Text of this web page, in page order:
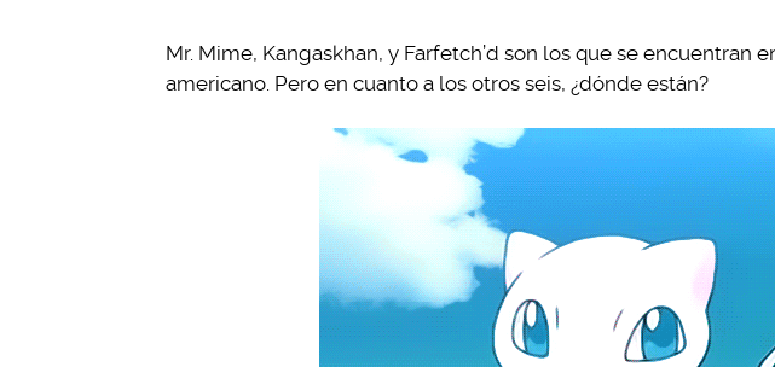
Mr. Mime, Kangaskhan, y Farfetch’d son los que se encuentran
americano. Pero en cuanto a los otros seis, ¿dónde están?